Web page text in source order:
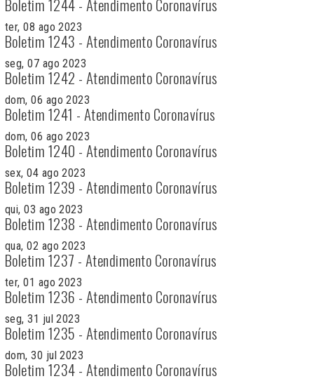
Boletim 1244 - Atendimento Coronavírus
ter, 08 ago 2023
Boletim 1243 - Atendimento Coronavírus
seg, 07 ago 2023
Boletim 1242 - Atendimento Coronavírus
dom, 06 ago 2023
Boletim 1241 - Atendimento Coronavírus
dom, 06 ago 2023
Boletim 1240 - Atendimento Coronavírus
sex, 04 ago 2023
Boletim 1239 - Atendimento Coronavírus
qui, 03 ago 2023
Boletim 1238 - Atendimento Coronavírus
qua, 02 ago 2023
Boletim 1237 - Atendimento Coronavírus
ter, 01 ago 2023
Boletim 1236 - Atendimento Coronavírus
seg, 31 jul 2023
Boletim 1235 - Atendimento Coronavírus
dom, 30 jul 2023
Boletim 1234 - Atendimento Coronavírus